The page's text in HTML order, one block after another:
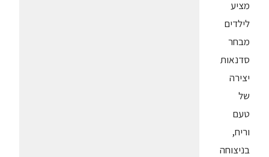
מציע
לילדים
מבחר
סדנאות
יצירה
של
טעם
וריח,
בניצוחה